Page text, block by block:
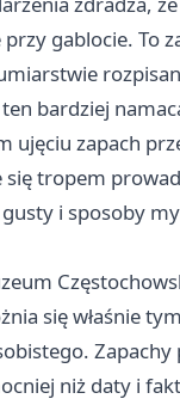
przy gablocie. To
bardziej
ujęciu zapach
się tropem
i sposoby
się właśnie
Zapachy
niż daty i